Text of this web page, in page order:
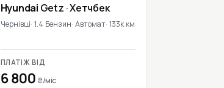
Hyundai Getz · Хетчбек
Чернівці 1.4 Бензин Автомат 133к км
ПЛАТІЖ ВІД
6 800 ₴/міс